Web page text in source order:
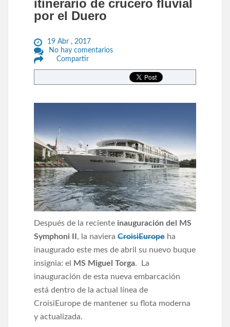
itinerario de crucero fluvial
por el Duero
19 Abr , 2017
No hay comentarios
Compartir
Después de la reciente inauguración del MS
Symphoni II , la naviera CroisiEurope ha
inaugurado este mes de abril su nuevo buque
insignia: el
MS Miguel Torga. La
inauguración de esta nueva embarcación
está dentro de la actual línea de
CroisiEurope de mantener su flota moderna
y actualizada.